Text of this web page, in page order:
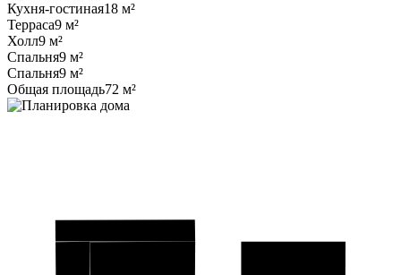
Кухня-гостиная18 м²
Терраса9 м²
Холл9 м²
Спальня9 м²
Спальня9 м²
Общая площадь72 м²